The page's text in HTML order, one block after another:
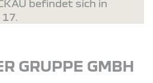
befindet sich in
GRUPPE GMBH